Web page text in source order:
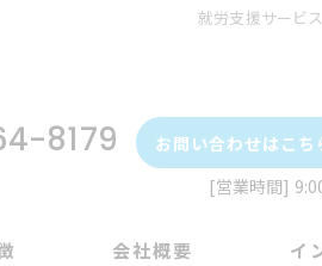
就労支援サービ
8179 お問い合わせはこち
[営業時間]
会社概要 イ